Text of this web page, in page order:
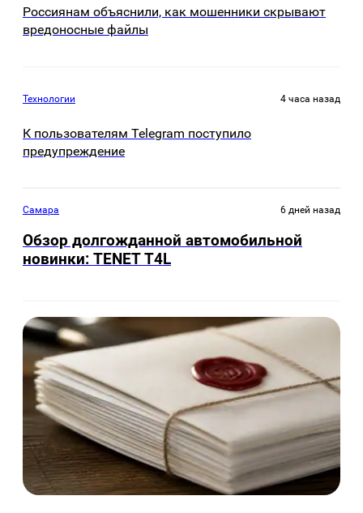
Россиянам объяснили, как мошенники скрывают
вредоносные файлы
Технологии 4 часа назад
К пользователям Telegram поступило
предупреждение
Самара 6 дней назад
Обзор долгожданной автомобильной
новинки: TENET Т4L